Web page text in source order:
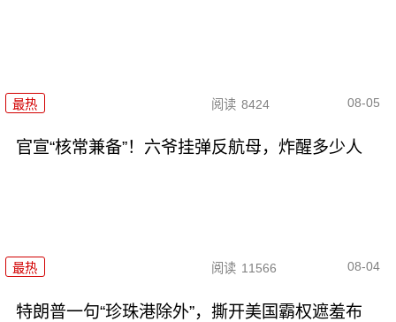
最热 阅读 8424 08-05
官宣“核常兼备”！六爷挂弹反航母，炸醒多少人
最热 阅读 11566 08-04
特朗普一句“珍珠港除外”，撕开美国霸权遮羞布